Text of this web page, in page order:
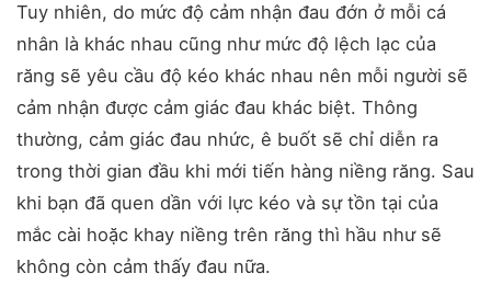
Tuy nhiên, do mức độ cảm nhận đau đớn ở mỗi cá
nhân là khác nhau cũng như mức độ lệch lạc của
răng sẽ yêu cầu độ kéo khác nhau nên mỗi người sẽ
cảm nhận được cảm giác đau khác biệt. Thông
thường, cảm giác đau nhức, ê buốt sẽ chỉ diễn ra
trong thời gian đầu khi mới tiến hàng niềng răng. Sau
khi bạn đã quen dần với lực kéo và sự tồn tại của
mắc cài hoặc khay niềng trên răng thì hầu như sẽ
không còn cảm thấy đau nữa.